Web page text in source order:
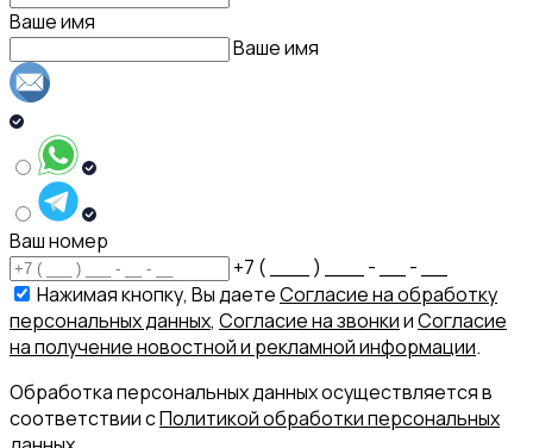
Ваше имя
Ваше имя
Ваш номер
+7 ( ___ ) ___ - __ - __
Нажимая кнопку, Вы даетеСогласие на обработку
персональных данных, Согласие на звонкииСогласие
на получение новостной и рекламной информации.
Обработка персональных данных осуществляется в
соответствии сПолитикой обработки персональных